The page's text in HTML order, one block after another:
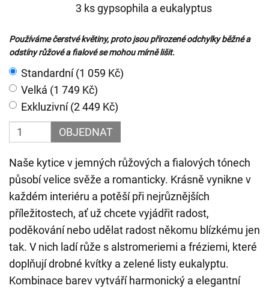
3 ks gypsophila a eukalyptus
Používáme čerstvé květiny, proto jsou přirozené odchylky běžné a
odstíny růžové a fialové se mohou mírně lišit.
Standardní (1 059 Kč)
Velká (1 749 Kč)
Exkluzivní (2 449 Kč)
OBJEDNAT
Naše kytice v jemných růžových a fialových tónech
působí velice svěže a romanticky. Krásně vynikne v
každém interiéru a potěší při nejrůznějších
příležitostech, ať už chcete vyjádřit radost,
poděkování nebo udělat radost někomu blízkému jen
tak. V nich ladí růže s alstromeriemi a fréziemi, které
doplňují drobné kvítky a zelené listy eukalyptu.
Kombinace barev vytváří harmonický a elegantní